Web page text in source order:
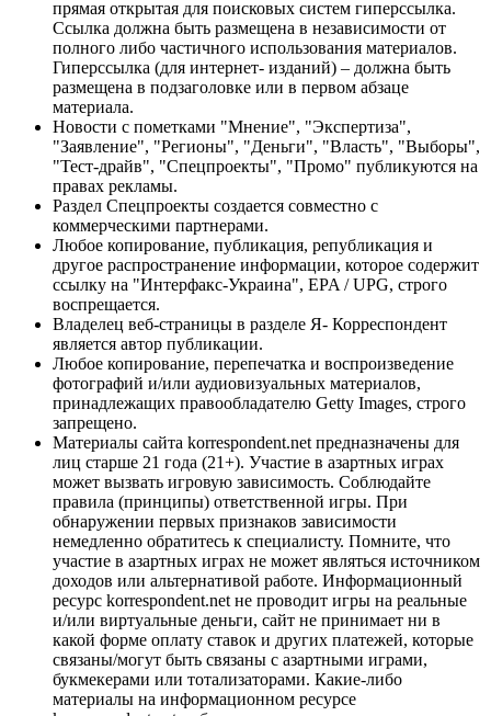
прямая открытая для поисковых систем гиперссылка.
Ссылка должна быть размещена в независимости от
полного либо частичного использования материалов.
Гиперссылка (для интернет- изданий) – должна быть
размещена в подзаголовке или в первом абзаце
материала.
Новости с пометками "Мнение", "Экспертиза",
"Заявление", "Регионы", "Деньги", "Власть", "Выборы",
"Тест-драйв", "Спецпроекты", "Промо" публикуются на
правах рекламы.
Раздел Спецпроекты создается совместно с
коммерческими партнерами.
Любое копирование, публикация, републикация и
другое распространение информации, которое содержит
ссылку на "Интерфакс-Украина", EPA / UPG, строго
воспрещается.
Владелец веб-страницы в разделе Я- Корреспондент
является автор публикации.
Любое копирование, перепечатка и воспроизведение
фотографий и/или аудиовизуальных материалов,
принадлежащих правообладателю Getty Images, строго
запрещено.
Материалы сайта korrespondent.net предназначены для
лиц старше 21 года (21+). Участие в азартных играх
может вызвать игровую зависимость. Соблюдайте
правила (принципы) ответственной игры. При
обнаружении первых признаков зависимости
немедленно обратитесь к специалисту. Помните, что
участие в азартных играх не может являться источником
доходов или альтернативой работе. Информационный
ресурс korrespondent.net не проводит игры на реальные
и/или виртуальные деньги, сайт не принимает ни в
какой форме оплату ставок и других платежей, которые
связаны/могут быть связаны с азартными играми,
букмекерами или тотализаторами. Какие-либо
материалы на информационном ресурсе